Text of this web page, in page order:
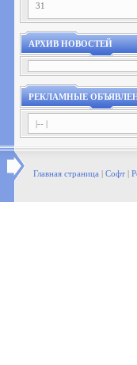
31
АРХИВ НОВОСТЕЙ
РЕКЛАМНЫЕ
|-- |
Главная страница | Софт |